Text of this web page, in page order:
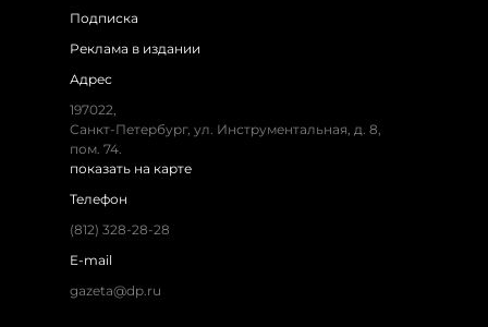
Подписка
Реклама в издании
Адрес
197022,
Санкт-Петербург, ул. Инструментальная, д. 8,
пом. 74.
показать на карте
Телефон
(812) 328-28-28
E-mail
gazeta@dp.ru